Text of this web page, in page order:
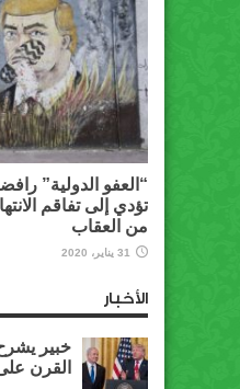
“العفو الدولية”
تؤدي إلى تفاقم
من العقاب
31 يناير، 2020
الأخبار
خبير
القرن